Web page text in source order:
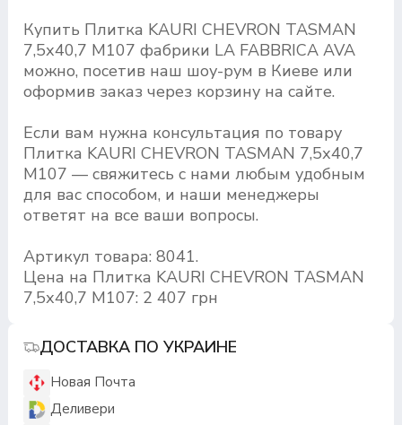
Купить Плитка KAURI CHEVRON TASMAN
7,5х40,7 M107 фабрики LA FABBRICA AVA
можно, посетив наш шоу-рум в Киеве или
оформив заказ через корзину на сайте.
Если вам нужна консультация по товару
Плитка KAURI CHEVRON TASMAN 7,5х40,7
M107 — свяжитесь с нами любым удобным
для вас способом, и наши менеджеры
ответят на все ваши вопросы.
Артикул товара: 8041.
Цена на Плитка KAURI CHEVRON TASMAN
7,5х40,7 M107: 2 407 грн
ДОСТАВКА ПО УКРАИНЕ
Новая Почта
Деливери